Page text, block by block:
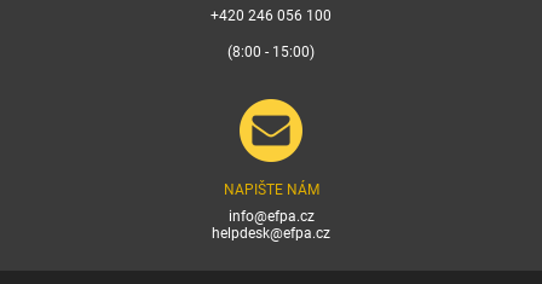
+420 246 056 100
(8:00 - 15:00)
NAPIŠTE NÁM
info@efpa.cz
helpdesk@efpa.cz